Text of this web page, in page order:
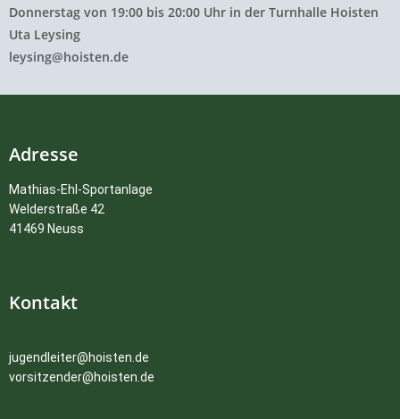
Donnerstag von 19:00 bis 20:00 Uhr in der Turnhalle Hoisten
Uta Leysing
leysing@hoisten.de
Adresse
Mathias-Ehl-Sportanlage
Welderstraße 42
41469 Neuss
Kontakt
jugendleiter@hoisten.de
vorsitzender@hoisten.de